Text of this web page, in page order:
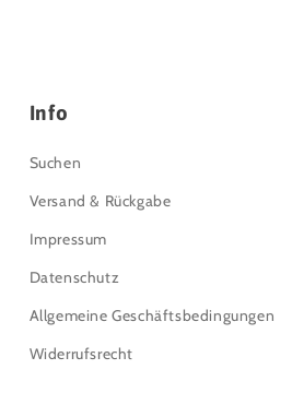
Info
Suchen
Versand & Rückgabe
Impressum
Datenschutz
Allgemeine Geschäftsbedingungen
Widerrufsrecht